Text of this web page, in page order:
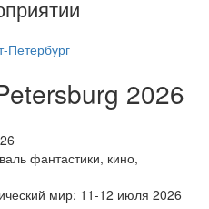
Петербург
2026
фантастики, кино,
мир: 11-12 июля 2026